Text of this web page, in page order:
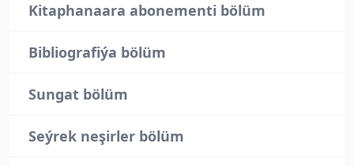
Kitaphanaara abonementi bölüm
Bibliografiýa bölüm
Sungat bölüm
Seýrek neşirler bölüm